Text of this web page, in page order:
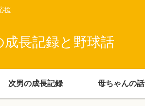
援
長記録と野球話
次男の成長記録 母ちゃんの話